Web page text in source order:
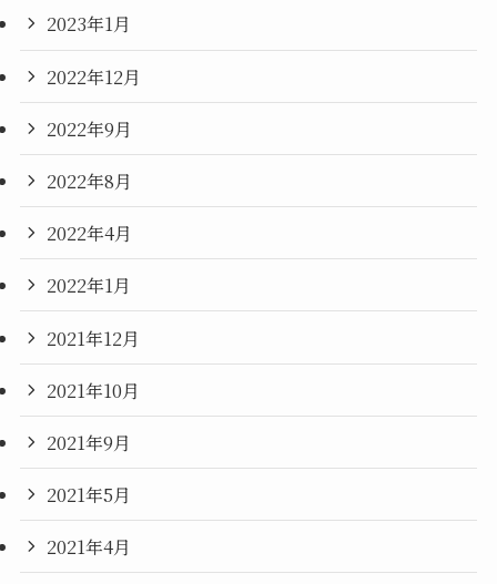
2023年1月
2022年12月
2022年9月
2022年8月
2022年4月
2022年1月
2021年12月
2021年10月
2021年9月
2021年5月
2021年4月